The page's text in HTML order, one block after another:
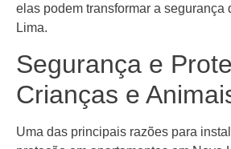
elas podem transformar a segurança
Lima.
Segurança e
Crianças e
Uma das principais razões para